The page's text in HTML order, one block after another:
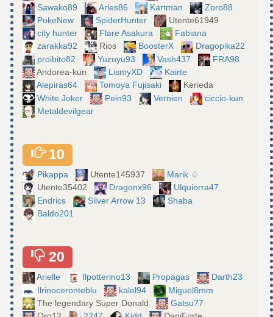
Sawako89
Arles86 Kartman
Zoro88
PokeNew
SpiderHunter
Utente61949
city hunter
Flare Asakura
Fabiana
zarakka92
Rios BoosterX
Dragopika22
proibito82
Yuzuyu93 Vash437
FRA98
Andorea-kun
LismyXD
Kairte
Alepiras64
Tomoya Fujisaki
Kerieda
White Joker
Pein93 Vernien
ciccio-kun
Metaldevilgear
10
Pikappa Utente145937
Marik ♤
Utente35402
Dragonx96
Ulquiorra47
Endrics
Silver Arrow 13
Shaba
Baldo201
20
Arielle Ilpotterino13 Propagas
Darth23
Ilrinoceronteblu
kalel94
Miguel8mm
The legendary Super Donald
Gatsu77